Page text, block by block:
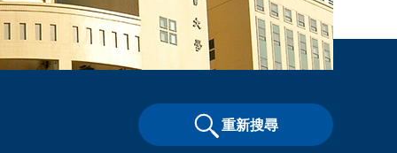
重新搜尋